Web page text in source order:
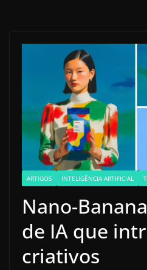
ARTIGOS INTELIGÊNCIA ARTIFICIAL
Nano-
de IA que
criativos